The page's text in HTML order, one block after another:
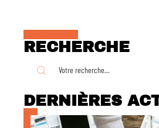
RECHERCHE
DERNIÈRES